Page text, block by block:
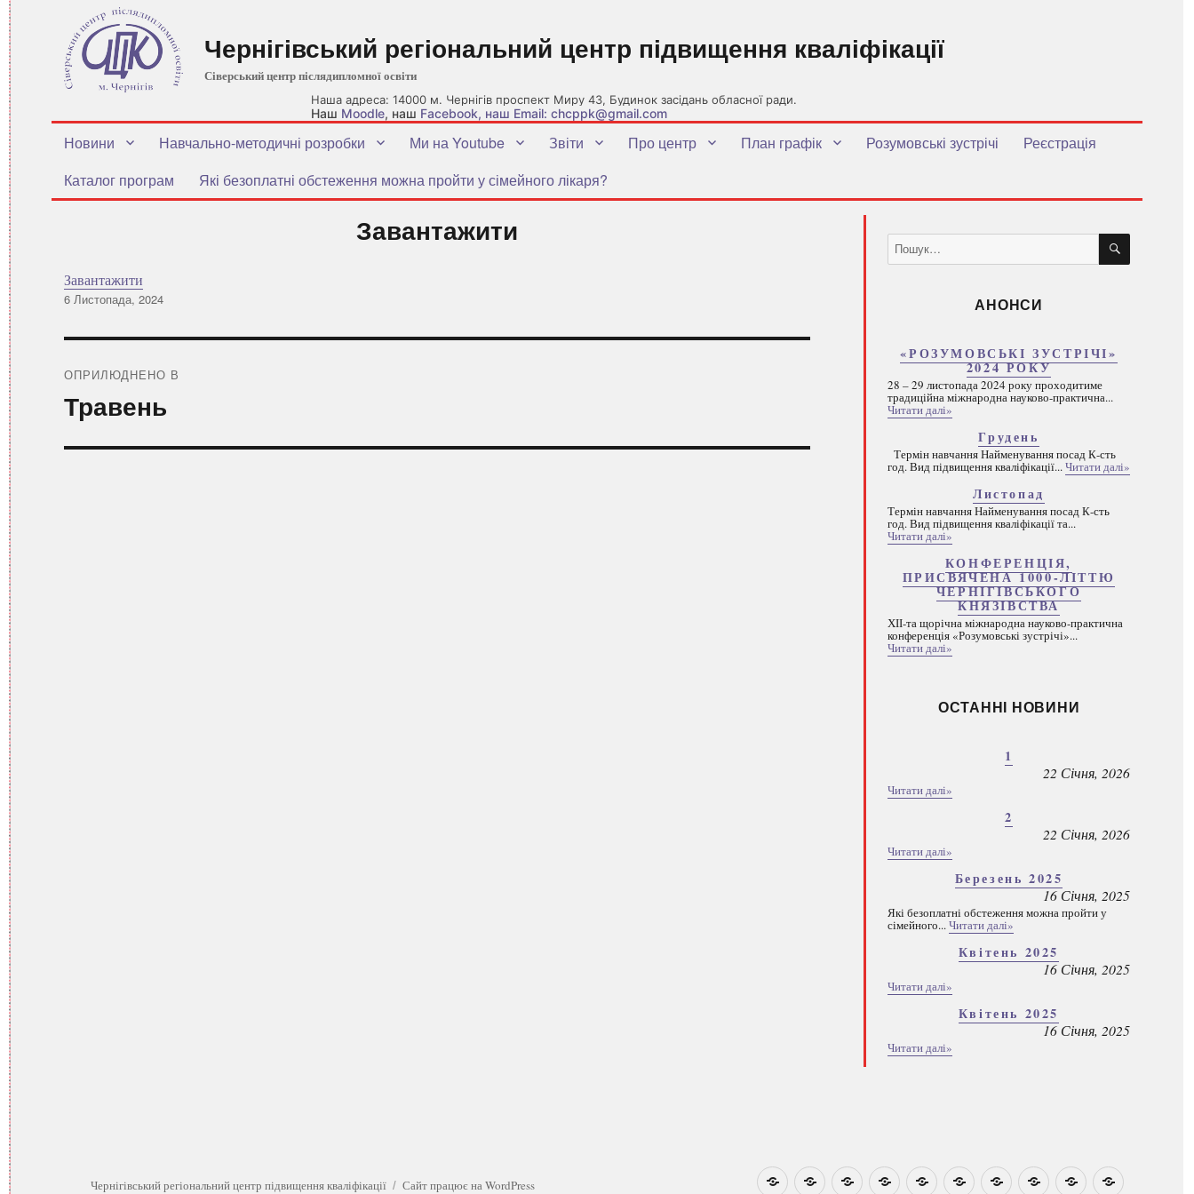
Наша адреса: 14000 м. Чернігів проспект Миру 43, Будинок засідань обласної ради.
Наш Moodle, наш Facebook, наш Email: chcppk@gmail.com
Чернігівський регіональний центр підвищення кваліфікації
Сіверський центр післядипломної освіти
Новини Навчально-методичні розробки Ми на Youtube Звіти Про центр План графік Розумовські зустрічі
Реєстрація
Каталог програм
Які безоплатні обстеження можна пройти у сімейного лікаря?
Завантажити
Завантажити
Оприлюднено
6 Листопада, 2024
записів
ОПРИЛЮДНЕНО В
Травень
Пошук
за
ШУКАТИ
АНОНСИ
«РОЗУМОВСЬКІ ЗУСТРІЧІ»
2024 РОКУ
28 – 29 листопада 2024 року проходитиме
традиційна міжнародна науково-практична...
Читати далі»
Грудень
Термін навчання Найменування посад К-сть
год. Вид підвищення кваліфікації...Читати далі»
Листопад
Термін навчання Найменування посад К-сть
год. Вид підвищення кваліфікації та...
Читати далі»
КОНФЕРЕНЦІЯ,
ПРИСВЯЧЕНА 1000-ЛІТТЮ
ЧЕРНІГІВСЬКОГО
КНЯЗІВСТВА
ХІІ-та щорічна міжнародна науково-практична
конференція «Розумовські зустрічі»...
Читати далі»
ОСТАННІ НОВИНИ
1
22 Січня, 2026
Читати далі»
2
22 Січня, 2026
Читати далі»
Березень 2025
16 Січня, 2025
Які безоплатні обстеження можна пройти у
сімейного...Читати далі»
Квітень 2025
16 Січня, 2025
Читати далі»
Квітень 2025
16 Січня, 2025
Читати далі»
НовиниНавчально-
Ми
Звіти Про
План Розумовські
Реєстрація
КаталогЯкі
Чернігівський регіональний центр підвищення кваліфікації Сайт працює на WordPress